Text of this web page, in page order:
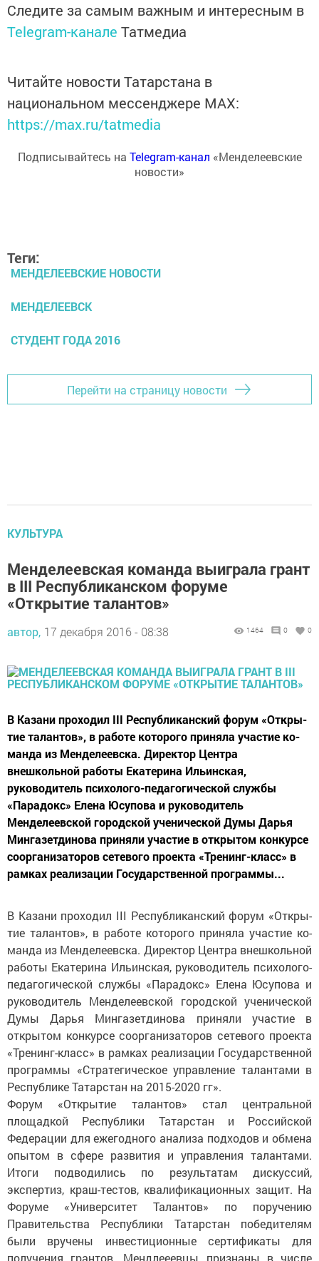
Следите за самым важным и интересным в
Telegram-канале Татмедиа
Читайте новости Татарстана в
национальном мессенджере MАХ:
https://max.ru/tatmedia
Подписывайтесь на Telegram-канал «Менделеевские
новости»
Теги:
МЕНДЕЛЕЕВСКИЕ НОВОСТИ
МЕНДЕЛЕЕВСК
СТУДЕНТ ГОДА 2016
Перейти на страницу новости
КУЛЬТУРА
Менделеевская команда выиграла грант
в III Республиканском форуме
«Открытие талантов»
автор, 17 декабря 2016 - 08:38 1464 0 0
В Ка­зани про­ходил III Рес­публи­канс­кий фо­рум «Отк­ры­
тие та­лан­тов», в ра­боте ко­торо­го при­няла учас­тие ко­
ман­да из Менделеевска. Директор Центра
внешкольной работы Екатерина Ильинская,
руководитель психолого-педагогической службы
«Парадокс» Елена Юсупова и руководитель
Менделеевской городской ученической Думы Дарья
Мингазетдинова приняли участие в открытом конкурсе
соорганизаторов сетевого проекта «Тренинг-класс» в
рамках реализации Государственной программы...
В Ка­зани про­ходил III Рес­публи­канс­кий фо­рум «Отк­ры­
тие та­лан­тов», в ра­боте ко­торо­го при­няла учас­тие ко­
ман­да из Менделеевска. Директор Центра внешкольной
работы Екатерина Ильинская, руководитель психолого-
педагогической службы «Парадокс» Елена Юсупова и
руководитель Менделеевской городской ученической
Думы Дарья Мингазетдинова приняли участие в
открытом конкурсе соорганизаторов сетевого проекта
«Тренинг-класс» в рамках реализации Государственной
программы «Стратегическое управление талантами в
Республике Татарстан на 2015-2020 гг».
Форум «Открытие талантов» стал центральной
площадкой Республики Татарстан и Российской
Федерации для ежегодного анализа подходов и обмена
опытом в сфере развития и управления талантами.
Итоги подводились по результатам дискуссий,
экспертиз, краш-тестов, квалификационных защит. На
Форуме «Университет Талантов» по поручению
Правительства Республики Татарстан победителям
были вручены инвестиционные сертификаты для
получения грантов. Мендлееевцы признаны в числе